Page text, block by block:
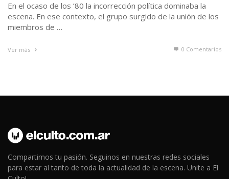
En el ocaso de los ’80 la incorrección política dominaba la
escena. En ese contexto, el grupo surgido de la unión de los
miembros de …
Ver más 0 Comentarios
Compartimos tu pasión. Seguinos en nuestras redes sociales
para estar al tanto de toda la actualidad de la escena. Unite a El